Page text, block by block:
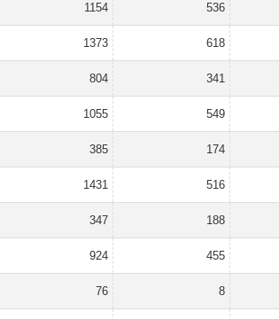
1154 536
1373 618
804 341
1055 549
385 174
1431 516
347 188
924 455
76 8